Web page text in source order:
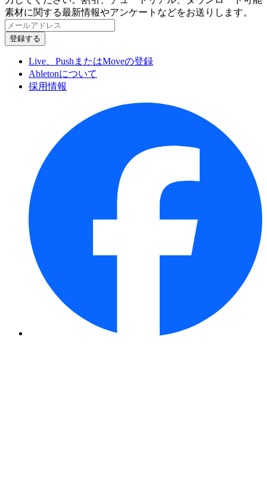
素材に関する最新情報やアンケートなどをお送りします。
Live、PushまたはMoveの登録
Abletonについて
採用情報